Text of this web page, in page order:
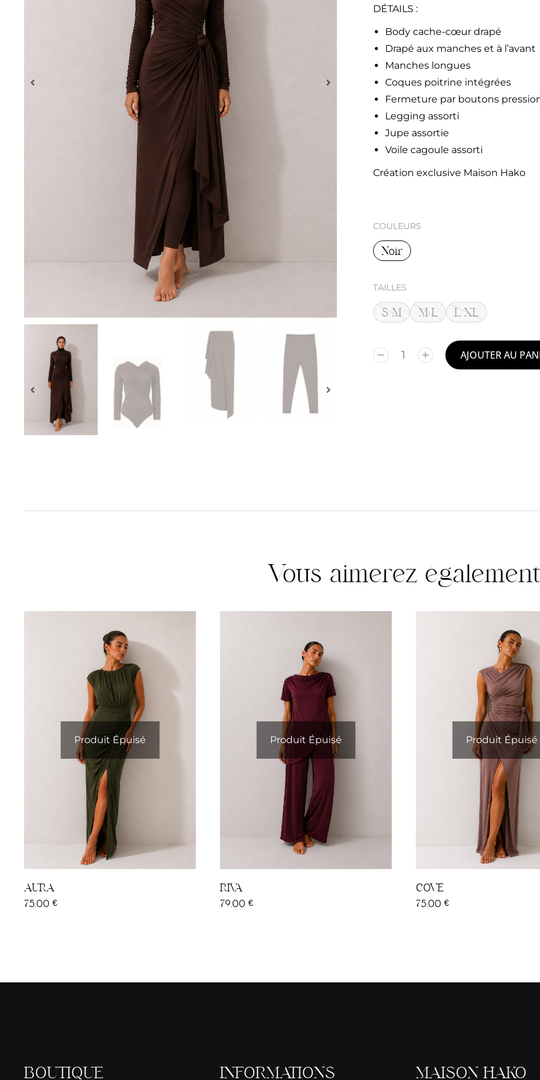
DÉTAILS :
Body cache-cœur drapé
Drapé aux manches et à l’avant
Manches longues
Coques poitrine intégrées
Fermeture par boutons
Legging assorti
Jupe assortie
Voile cagoule assorti
Création exclusive Maison Hako
COULEURS
Noir
TAILLES
S/M M/L L/XL
AJOUTER AU
Vous aimerez également
L/XL
Produit Épuisé
AURA
75,00 €
Marron
Rose poudré
Burgundy
L/XL
Produit Épuisé
RIVA
79,00 €
Marron
Rose
Burgundy
L/XL
Produit Épuisé
COVE
75,00 €
BOUTIQUE INFORMATIONS MAISON HAKO